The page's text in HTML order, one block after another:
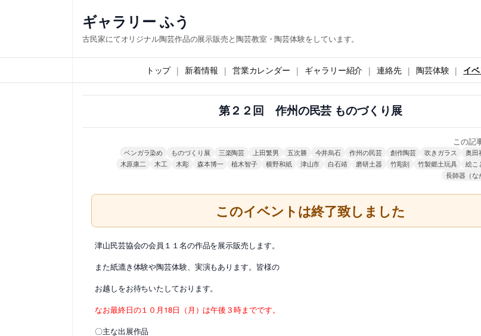
ス
キ
ギャラリー ふう
古民家にてオリジナル陶芸作品の展示販売と陶芸教室・陶芸体験をしています。
トップ 新着情報 営業カレンダー ギャラリー紹介 連絡先 陶芸体験 イ
第２２回 作州の民芸 ものづくり展
この記
ベンガラ染め ものづくり展 三楽陶芸 上田繁男 五次勝 今井烏石 作州の民芸 創作陶芸 吹きガラス 奥田
木原康二
木工 木彫 森本博一 植木智子 横野和紙 津山市 白石靖 磨研土器 竹彫刻 竹製郷土玩具 絵こ
長師器（な
このイベントは終了致しました
津山民芸協会の会員１１名の作品を展示販売します。
また紙漉き体験や陶芸体験、実演もあります。皆様の
お越しをお待ちいたしております。
なお最終日の１０月18日（月）は午後３時までです。
〇主な出展作品